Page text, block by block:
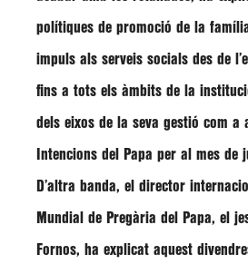
polítiques de promoció de la
impuls als serveis socials des de
fins a tots els àmbits de la
dels eixos de la seva gestió com a
Intencions del Papa per al mes de
D’altra banda, el director
Mundial de Pregària del Papa, el
Fornos, ha explicat aquest